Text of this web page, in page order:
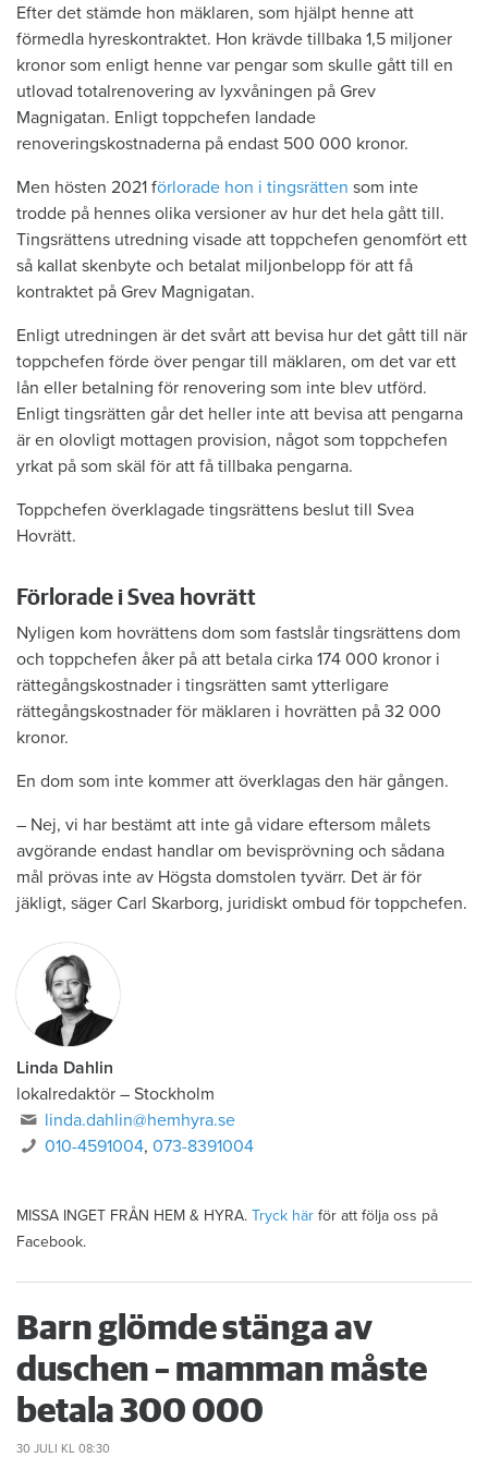
Efter det stämde hon mäklaren, som hjälpt henne att
förmedla hyreskontraktet. Hon krävde tillbaka 1,5 miljoner
kronor som enligt henne var pengar som skulle gått till en
utlovad totalrenovering av lyxvåningen på Grev
Magnigatan. Enligt toppchefen landade
renoveringskostnaderna på endast 500 000 kronor.
Men hösten 2021 förlorade hon i tingsrätten som inte
trodde på hennes olika versioner av hur det hela gått till.
Tingsrättens utredning visade att toppchefen genomfört ett
så kallat skenbyte och betalat miljonbelopp för att få
kontraktet på Grev Magnigatan.
Enligt utredningen är det svårt att bevisa hur det gått till när
toppchefen förde över pengar till mäklaren, om det var ett
lån eller betalning för renovering som inte blev utförd.
Enligt tingsrätten går det heller inte att bevisa att pengarna
är en olovligt mottagen provision, något som toppchefen
yrkat på som skäl för att få tillbaka pengarna.
Toppchefen överklagade tingsrättens beslut till Svea
Hovrätt.
Förlorade i Svea hovrätt
Nyligen kom hovrättens dom som fastslår tingsrättens dom
och toppchefen åker på att betala cirka 174 000 kronor i
rättegångskostnader i tingsrätten samt ytterligare
rättegångskostnader för mäklaren i hovrätten på 32 000
kronor.
En dom som inte kommer att överklagas den här gången.
– Nej, vi har bestämt att inte gå vidare eftersom målets
avgörande endast handlar om bevisprövning och sådana
mål prövas inte av Högsta domstolen tyvärr. Det är för
jäkligt, säger Carl Skarborg, juridiskt ombud för toppchefen.
Linda Dahlin
lokalredaktör – Stockholm
linda.dahlin@hemhyra.se
010-4591004,073-8391004
MISSA INGET FRÅN HEM & HYRA. Tryck här för att följa oss på
Facebook.
Barn glömde stänga av
duschen – mamman måste
betala 300 000
30 JULI KL 08:30